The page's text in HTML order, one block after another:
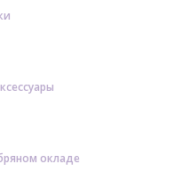
окладе